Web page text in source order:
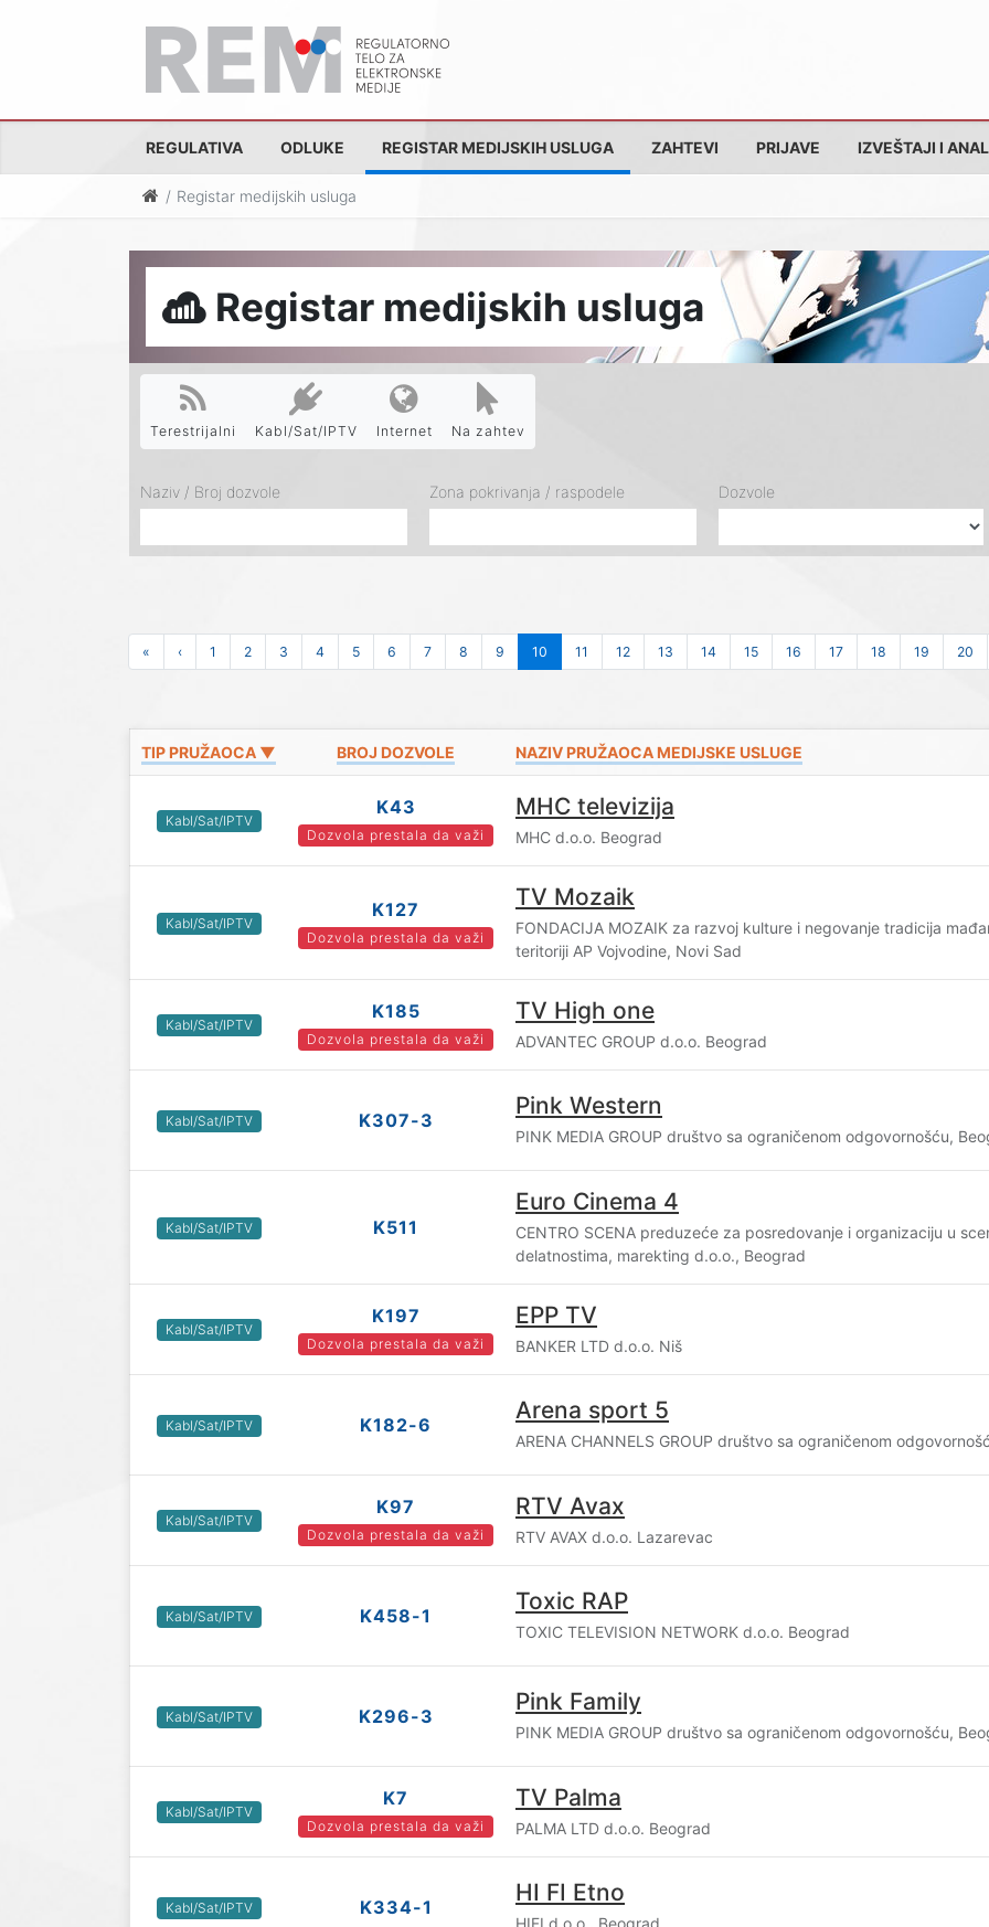
REGULATIVA ODLUKE REGISTAR MEDIJSKIH USLUGA ZAHTEVI PRIJAVE IZVEŠTAJI I
Registar medijskih usluga
Registar medijskih usluga
Terestrijalni Kabl/Sat/IPTV Internet Na zahtev
Naziv / Broj dozvole Zona pokrivanja / raspodele Dozvole
« ‹ 1 2 3 4 5 6 7 8 9 10 11 12 13 14 15 16 17 18 19 20
TIP PRUŽAOCA ▼ BROJ DOZVOLE NAZIV PRUŽAOCA MEDIJSKE USLUGE
Kabl/Sat/IPTV
K43
Dozvola prestala da važi
MHC televizija
MHC d.o.o. Beograd
Kabl/Sat/IPTV
K127
Dozvola prestala da važi
TV Mozaik
FONDACIJA MOZAIK za razvoj kulture i negovanje tradicija
teritoriji AP Vojvodine, Novi Sad
Kabl/Sat/IPTV
K185
Dozvola prestala da važi
TV High one
ADVANTEC GROUP d.o.o. Beograd
Kabl/Sat/IPTV K307-3
Pink Western
PINK MEDIA GROUP društvo sa ograničenom odgovornošću,
Kabl/Sat/IPTV K511
Euro Cinema 4
CENTRO SCENA preduzeće za posredovanje i organizaciju u
delatnostima, marekting d.o.o., Beograd
Kabl/Sat/IPTV
K197
Dozvola prestala da važi
EPP TV
BANKER LTD d.o.o. Niš
Kabl/Sat/IPTV K182-6
Arena sport 5
ARENA CHANNELS GROUP društvo sa ograničenom
Kabl/Sat/IPTV
K97
Dozvola prestala da važi
RTV Avax
RTV AVAX d.o.o. Lazarevac
Kabl/Sat/IPTV K458-1
Toxic RAP
TOXIC TELEVISION NETWORK d.o.o. Beograd
Kabl/Sat/IPTV K296-3
Pink Family
PINK MEDIA GROUP društvo sa ograničenom odgovornošću,
Kabl/Sat/IPTV
K7
Dozvola prestala da važi
TV Palma
PALMA LTD d.o.o. Beograd
Kabl/Sat/IPTV K334-1
HI FI Etno
HIFI d.o.o., Beograd